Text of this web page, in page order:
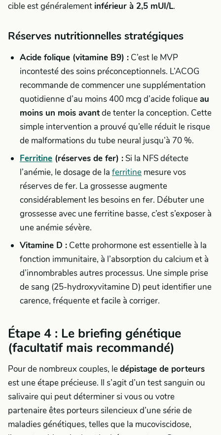
cible est généralement inférieur à 2,5 mUI/L.
Réserves nutritionnelles stratégiques
Acide folique (vitamine B9) : C’est le MVP
incontesté des soins préconceptionnels. L’ACOG
recommande de commencer une supplémentation
quotidienne d’au moins 400 mcg d’acide foliqueau
moins un mois avantde tenter la conception. Cette
simple intervention a prouvé qu’elle réduit le risque
de malformations du tube neural jusqu’à 70 %.
Ferritine (réserves de fer) :Si la NFS détecte
l’anémie, le dosage de la ferritine mesure vos
réserves de fer. La grossesse augmente
considérablement les besoins en fer. Débuter une
grossesse avec une ferritine basse, c’est s’exposer à
une anémie sévère.
Vitamine D : Cette prohormone est essentielle à la
fonction immunitaire, à l’absorption du calcium et à
d’innombrables autres processus. Une simple prise
de sang (25-hydroxyvitamine D) peut identifier une
carence, fréquente et facile à corriger.
Étape 4 : Le briefing génétique
(facultatif mais recommandé)
Pour de nombreux couples, ledépistage de porteurs
est une étape précieuse. Il s’agit d’un test sanguin ou
salivaire qui peut déterminer si vous ou votre
partenaire êtes porteurs silencieux d’une série de
maladies génétiques, telles que la mucoviscidose,